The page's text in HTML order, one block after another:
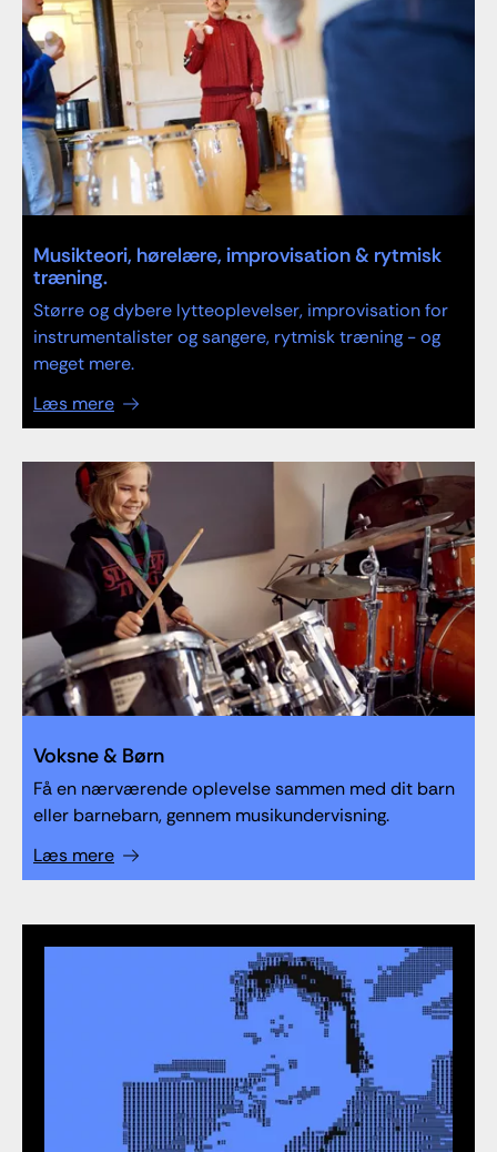
Musikteori, hørelære, improvisation & rytmisk
træning.
Større og dybere lytteoplevelser, improvisation for
instrumentalister og sangere, rytmisk træning - og
meget mere.
Læs mere
Voksne & Børn
Få en nærværende oplevelse sammen med dit barn
eller barnebarn, gennem musikundervisning.
Læs mere